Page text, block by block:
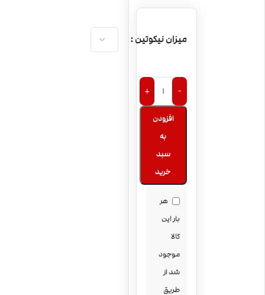
میزان نیکوتین
-
+
افزودن
به
سبد
خرید
هر
بار این
کالا
موجود
شد از
طریق